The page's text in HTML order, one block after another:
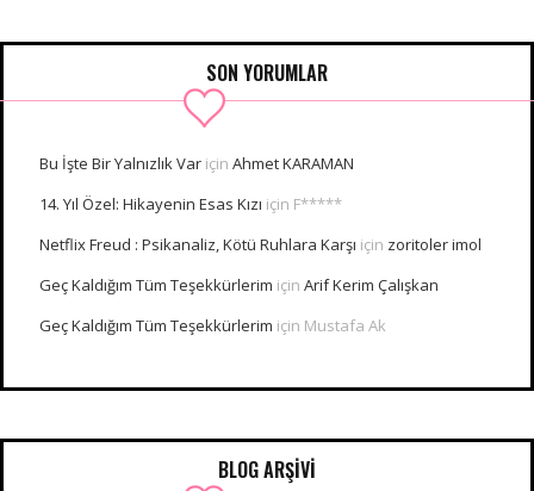
SON YORUMLAR
Bu İşte Bir Yalnızlık Var için Ahmet KARAMAN
14. Yıl Özel: Hikayenin Esas Kızı için F*****
Netflix Freud : Psikanaliz, Kötü Ruhlara Karşı için zoritoler imol
Geç Kaldığım Tüm Teşekkürlerim için Arif Kerim Çalışkan
Geç Kaldığım Tüm Teşekkürlerim için Mustafa Ak
BLOG ARŞİVİ